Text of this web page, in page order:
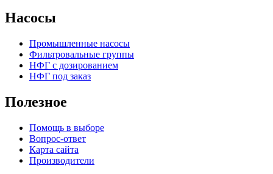
Насосы
Промышленные насосы
Фильтровальные группы
НФГ с дозированием
НФГ под заказ
Полезное
Помощь в выборе
Вопрос-ответ
Карта сайта
Производители